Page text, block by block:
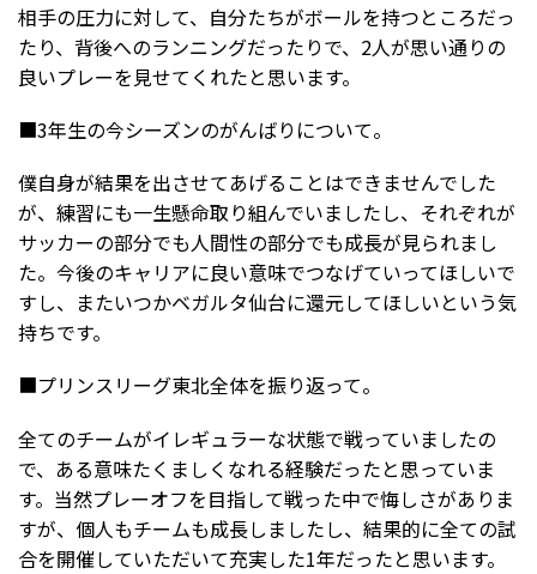
相手の圧力に対して、自分たちがボールを持つところだっ
たり、背後へのランニングだったりで、2人が思い通りの
良いプレーを見せてくれたと思います。
■3年生の今シーズンのがんばりについて。
僕自身が結果を出させてあげることはできませんでした
が、練習にも一生懸命取り組んでいましたし、それぞれが
サッカーの部分でも人間性の部分でも成長が見られまし
た。今後のキャリアに良い意味でつなげていってほしいで
すし、またいつかベガルタ仙台に還元してほしいという気
持ちです。
■プリンスリーグ東北全体を振り返って。
全てのチームがイレギュラーな状態で戦っていましたの
で、ある意味たくましくなれる経験だったと思っていま
す。当然プレーオフを目指して戦った中で悔しさがありま
すが、個人もチームも成長しましたし、結果的に全ての試
合を開催していただいて充実した1年だったと思います。